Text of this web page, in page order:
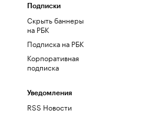
Подписки
Скрыть баннеры
на РБК
Подписка на РБК
Корпоративная
подписка
Уведомления
RSS Новости